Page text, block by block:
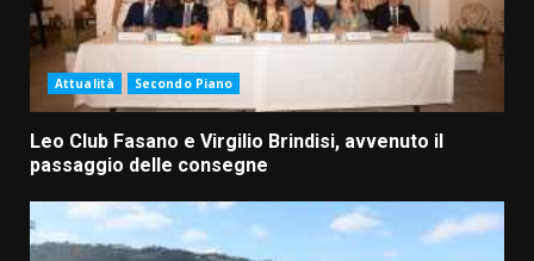
Attualità Secondo Piano
Leo Club Fasano e Virgilio Brindisi, avvenuto il
passaggio delle consegne